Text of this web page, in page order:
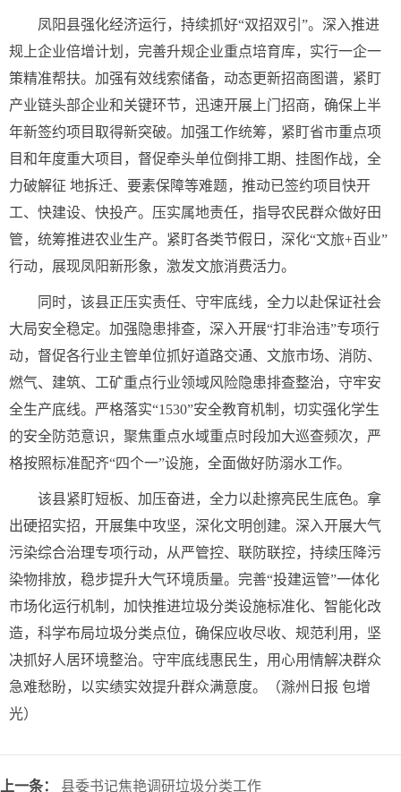
凤阳县强化经济运行，持续抓好“双招双引”。深入推进
规上企业倍增计划，完善升规企业重点培育库，实行一企一
策精准帮扶。加强有效线索储备，动态更新招商图谱，紧盯
产业链头部企业和关键环节，迅速开展上门招商，确保上半
年新签约项目取得新突破。加强工作统筹，紧盯省市重点项
目和年度重大项目，督促牵头单位倒排工期、挂图作战，全
力破解征 地拆迁、要素保障等难题，推动已签约项目快开
工、快建设、快投产。压实属地责任，指导农民群众做好田
管，统筹推进农业生产。紧盯各类节假日，深化“文旅+百业”
行动，展现凤阳新形象，激发文旅消费活力。
同时，该县正压实责任、守牢底线，全力以赴保证社会
大局安全稳定。加强隐患排查，深入开展“打非治违”专项行
动，督促各行业主管单位抓好道路交通、文旅市场、消防、
燃气、建筑、工矿重点行业领域风险隐患排查整治，守牢安
全生产底线。严格落实“1530”安全教育机制，切实强化学生
的安全防范意识，聚焦重点水域重点时段加大巡查频次，严
格按照标准配齐“四个一”设施，全面做好防溺水工作。
该县紧盯短板、加压奋进，全力以赴擦亮民生底色。拿
出硬招实招，开展集中攻坚，深化文明创建。深入开展大气
污染综合治理专项行动，从严管控、联防联控，持续压降污
染物排放，稳步提升大气环境质量。完善“投建运管”一体化
市场化运行机制，加快推进垃圾分类设施标准化、智能化改
造，科学布局垃圾分类点位，确保应收尽收、规范利用，坚
决抓好人居环境整治。守牢底线惠民生，用心用情解决群众
急难愁盼，以实绩实效提升群众满意度。（滁州日报 包增
光）
上一条： 县委书记焦艳调研垃圾分类工作